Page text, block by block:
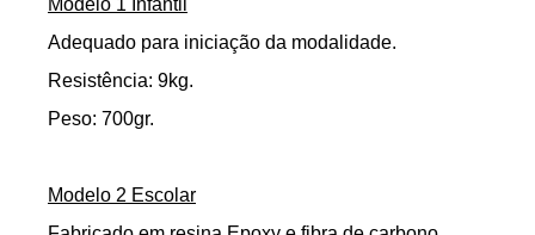
Modelo 1 Infantil
Adequado para iniciação da modalidade.
Resistência: 9kg.
Peso: 700gr.
Modelo 2 Escolar